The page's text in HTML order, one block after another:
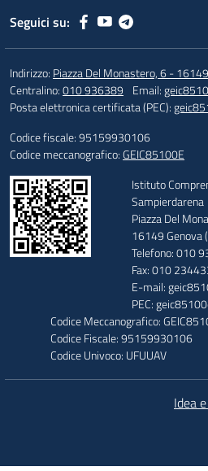
Seguici su:
Indirizzo: Piazza Del Monastero, 6 -
Centralino:010 936389 Email:
Posta elettronica certificata (PEC):
Codice fiscale: 95159930106
Codice meccanografico:GEIC85100E
Istituto
Sampierdarena
Piazza Del
16149 Genova
Telefono: 010
Fax: 010
E-mail:
PEC:
Codice Meccanografico:
Codice Fiscale: 95159930106
Codice Univoco: UFUUAV
Idea